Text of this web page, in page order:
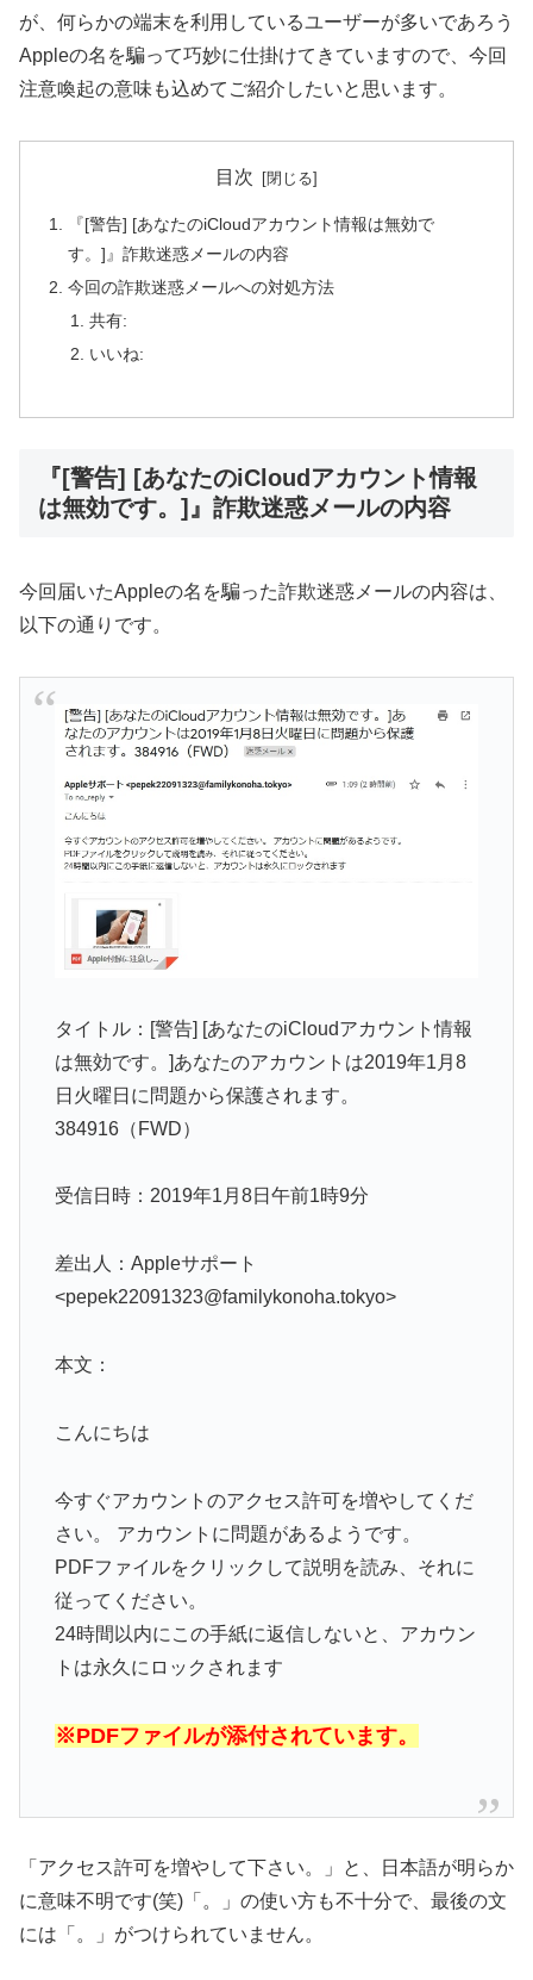
が、何らかの端末を利用しているユーザーが多いであろう
Appleの名を騙って巧妙に仕掛けてきていますので、今回
注意喚起の意味も込めてご紹介したいと思います。
目次
『[警告] [あなたのiCloudアカウント情報は無効で
す。]』詐欺迷惑メールの内容
今回の詐欺迷惑メールへの対処方法
共有:
いいね:
『[警告] [あなたのiCloudアカウント情報
は無効です。]』詐欺迷惑メールの内容
今回届いたAppleの名を騙った詐欺迷惑メールの内容は、
以下の通りです。
タイトル：[警告] [あなたのiCloudアカウント情報
は無効です。]あなたのアカウントは2019年1月8
日火曜日に問題から保護されます。
384916（FWD）
受信日時：2019年1月8日午前1時9分
差出人：Appleサポート
<pepek22091323@familykonoha.tokyo>
本文：
こんにちは
今すぐアカウントのアクセス許可を増やしてくだ
さい。 アカウントに問題があるようです。
PDFファイルをクリックして説明を読み、 それに
従ってください。
24時間以内にこの手紙に返信しないと、 アカウン
トは永久にロックされます
※PDFファイルが添付されています。
「アクセス許可を増やして下さい。」と、日本語が明らか
に意味不明です(笑)「。」の使い方も不十分で、最後の文
には「。」がつけられていません。